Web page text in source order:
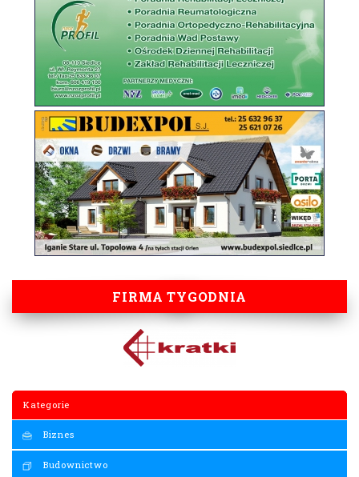
FIRMA TYGODNIA
Kategorie
Biznes
Budownictwo